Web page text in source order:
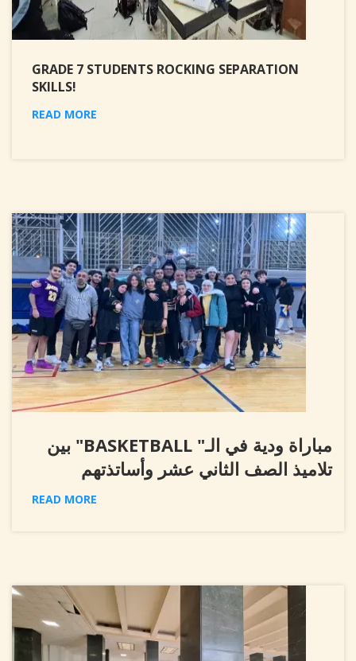
GRADE 7 STUDENTS ROCKING SEPARATION
SKILLS!
READ MORE
مباراة ودية في الـ" BASKETBALL" بين
تلاميذ الصف الثاني عشر وأساتذتهم
READ MORE